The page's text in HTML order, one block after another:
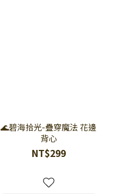
🌊碧海拾光-疊穿魔法 花邊
背心
NT$299